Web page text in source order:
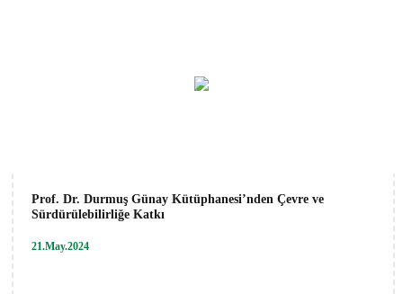
Prof. Dr. Durmuş Günay Kütüphanesi’nden Çevre ve
Sürdürülebilirliğe Katkı
21.May.2024